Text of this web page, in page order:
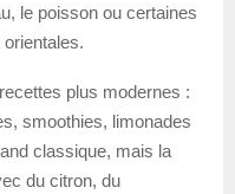
le poisson ou certaines
plus modernes :
smoothies, limonades
classique, mais la
du citron, du